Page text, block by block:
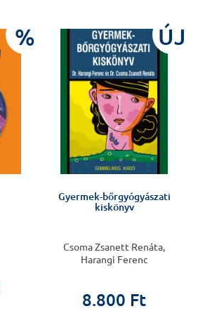
% ÚJ
Gyermek-bőrgyógyászati
kiskönyv
Csoma Zsanett Renáta,
Harangi Ferenc
8.800 Ft